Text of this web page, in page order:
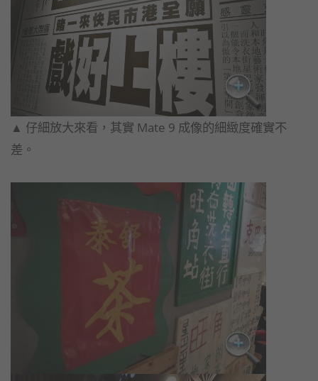
▲ 仔細放大來看，其實 Mate 9 成像的細緻度確實不
差。